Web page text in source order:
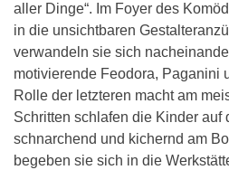
aller Dinge“. Im Foyer des
in die unsichtbaren
verwandeln sie sich
motivierende Feodora, Paganini
Rolle der letzteren macht am
Schritten schlafen die Kinder auf
schnarchend und kichernd am
begeben sie sich in die